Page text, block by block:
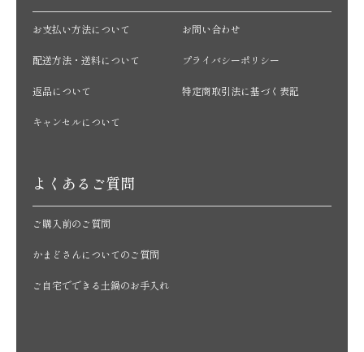
お支払い方法について
配送方法・送料について
返品について
キャンセルについて
お問い合わせ
プライバシーポリシー
特定商取引法に基づく表記
よくあるご質問
ご購入前のご質問
かまどさんについてのご質問
ご自宅でできる土鍋のお手入れ